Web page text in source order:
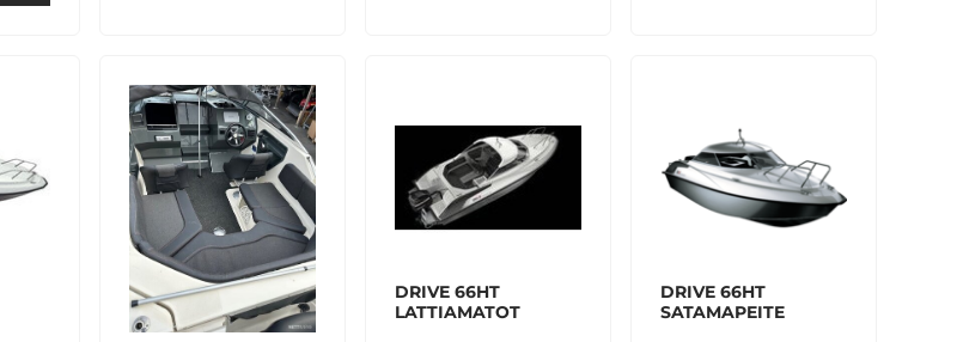
DRIVE 66HT
LATTIAMATOT
DRIVE 66HT
SATAMAPEITE